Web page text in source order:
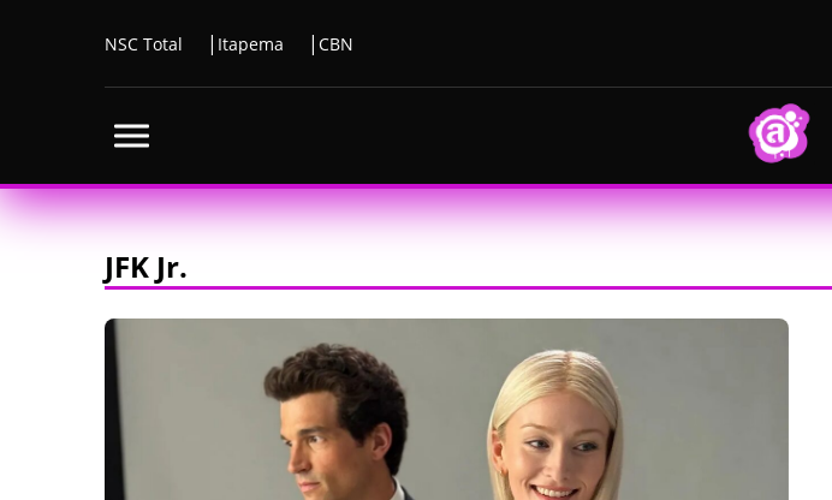
NSC Total Itapema CBN
JFK Jr.